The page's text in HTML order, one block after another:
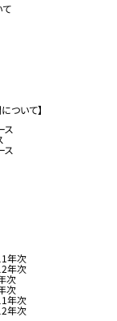
ついて】
ス
ス
1年次
2年次
次
次
1年次
2年次